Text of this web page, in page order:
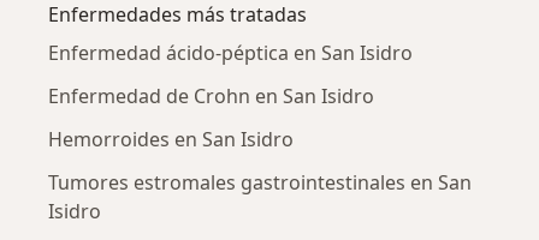
Enfermedades más tratadas
Enfermedad ácido-péptica en San Isidro
Enfermedad de Crohn en San Isidro
Hemorroides en San Isidro
Tumores estromales gastrointestinales en San
Isidro